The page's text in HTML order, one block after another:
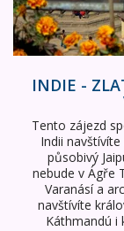
INDIE -
Tento zájezd
Indii
působivý
nebude v Ágře
Varanásí a
navštívíte
Káthmandú i